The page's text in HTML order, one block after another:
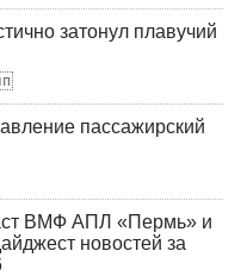
затонул плавучий
пассажирский
ВМФ АПЛ «Пермь» и
новостей за